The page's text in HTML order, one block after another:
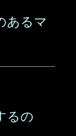
あるマ
るの